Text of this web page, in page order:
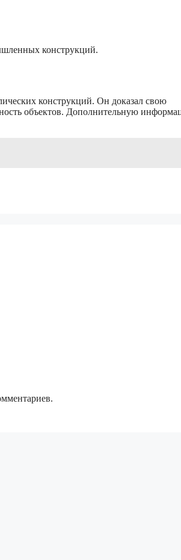
конструкций.
конструкций. Он доказал свою
объектов. Дополнительную